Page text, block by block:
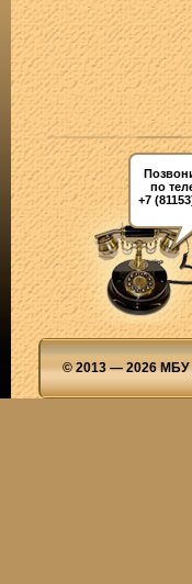
по
+7
© 2013 — 2026